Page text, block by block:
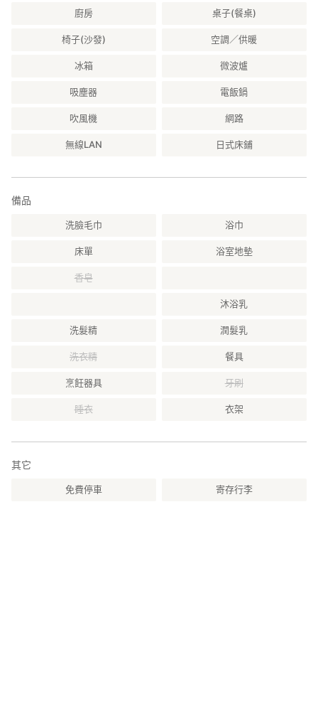
廚房 桌子(餐桌)
椅子(沙發) 空調／供暖
冰箱 微波爐
吸塵器 電飯鍋
吹風機 網路
無線LAN 日式床鋪
備品
洗臉毛巾 浴巾
床單 浴室地墊
香皂
沐浴乳
洗髮精 潤髮乳
洗衣精 餐具
烹飪器具 牙刷
睡衣 衣架
其它
免費停車 寄存行李